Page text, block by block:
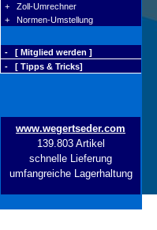
+ Zoll-Umrechner
+ Normen-Umstellung
- [ Mitglied werden ]
- [ Tipps & Tricks]
www.wegertseder.com
139.803 Artikel
schnelle Lieferung
umfangreiche Lagerhaltung